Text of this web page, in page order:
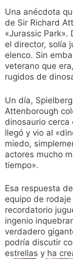
Una anécdota
de Sir Richard
«Jurassic Park».
el director, solía
elenco. Sin
veterano que
rugidos de
Un día,
Attenborough
dinosaurio cerca
llegó y vio al
miedo,
actores mucho
tiempo».
Esa respuesta
equipo de
recordatorio
ingenio
verdadero
podría discutir
estrellas y ha